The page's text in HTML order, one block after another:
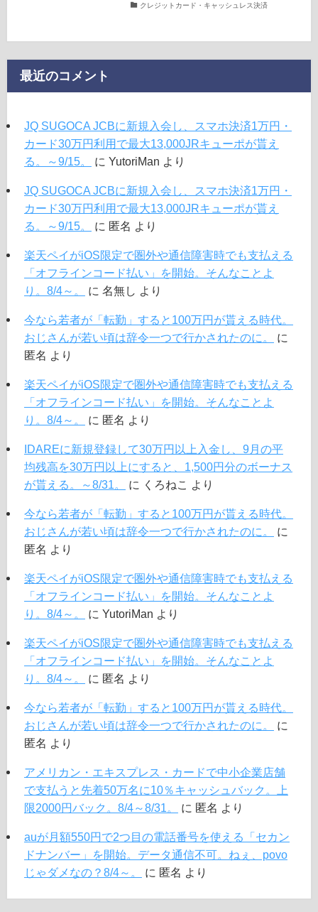
クレジットカード・キャッシュレス決済
最近のコメント
JQ SUGOCA JCBに新規入会し、スマホ決済1万円・
カード30万円利用で最大13,000JRキューポが貰え
る。～9/15。
に YutoriMan より
JQ SUGOCA JCBに新規入会し、スマホ決済1万円・
カード30万円利用で最大13,000JRキューポが貰え
る。～9/15。
に 匿名 より
楽天ペイがiOS限定で圏外や通信障害時でも支払える
「オフラインコード払い」を開始。そんなことよ
り。8/4～。
に 名無し より
今なら若者が「転勤」すると100万円が貰える時代。
おじさんが若い頃は辞令一つで行かされたのに。
に
匿名 より
楽天ペイがiOS限定で圏外や通信障害時でも支払える
「オフラインコード払い」を開始。そんなことよ
り。8/4～。
に 匿名 より
IDAREに新規登録して30万円以上入金し、9月の平
均残高を30万円以上にすると、1,500円分のボーナス
が貰える。～8/31。
に くろねこ より
今なら若者が「転勤」すると100万円が貰える時代。
おじさんが若い頃は辞令一つで行かされたのに。
に
匿名 より
楽天ペイがiOS限定で圏外や通信障害時でも支払える
「オフラインコード払い」を開始。そんなことよ
り。8/4～。
に YutoriMan より
楽天ペイがiOS限定で圏外や通信障害時でも支払える
「オフラインコード払い」を開始。そんなことよ
り。8/4～。
に 匿名 より
今なら若者が「転勤」すると100万円が貰える時代。
おじさんが若い頃は辞令一つで行かされたのに。
に
匿名 より
アメリカン・エキスプレス・カードで中小企業店舗
で支払うと先着50万名に10％キャッシュバック。上
限2000円バック。8/4～8/31。
に 匿名 より
auが月額550円で2つ目の電話番号を使える「セカン
ドナンバー」を開始。データ通信不可。ねぇ、povo
じゃダメなの？8/4～。
に 匿名 より